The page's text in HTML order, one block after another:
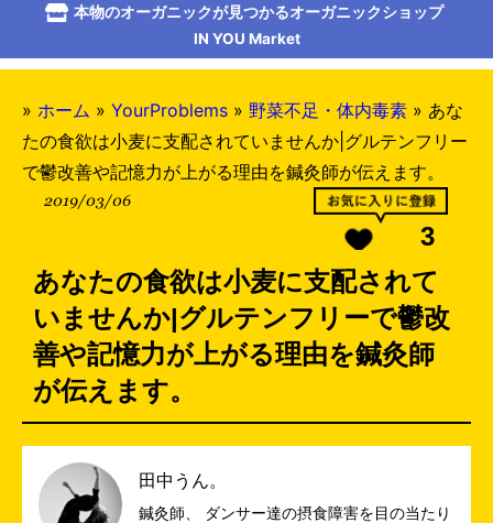
本物のオーガニックが見つかるオーガニックショップ
IN YOU Market
» ホーム » YourProblems » 野菜不足・体内毒素 » あな
たの食欲は小麦に支配されていませんか|グルテンフリー
で鬱改善や記憶力が上がる理由を鍼灸師が伝えます。
2019/03/06
3
あなたの食欲は小麦に支配されて
いませんか|グルテンフリーで鬱改
善や記憶力が上がる理由を鍼灸師
が伝えます。
田中うん。
鍼灸師、 ダンサー達の摂食障害を目の当たり